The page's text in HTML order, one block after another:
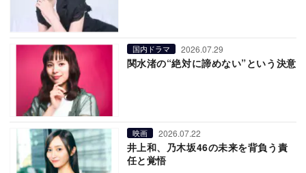
国内ドラマ 2026.07.29
関水渚の“絶対に諦めない”という決意
映画 2026.07.22
井上和、乃木坂46の未来を背負う責
任と覚悟